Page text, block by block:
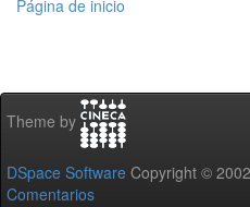
Página de inicio
Theme by
DSpace Software Copyright ©
Comentarios